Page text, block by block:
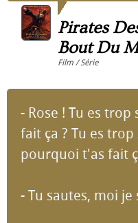
Pirates
Bout Du
Film / Série
- Rose ! Tu es
fait ça ? Tu es
pourquoi t'as fait
- Tu sautes, moi je